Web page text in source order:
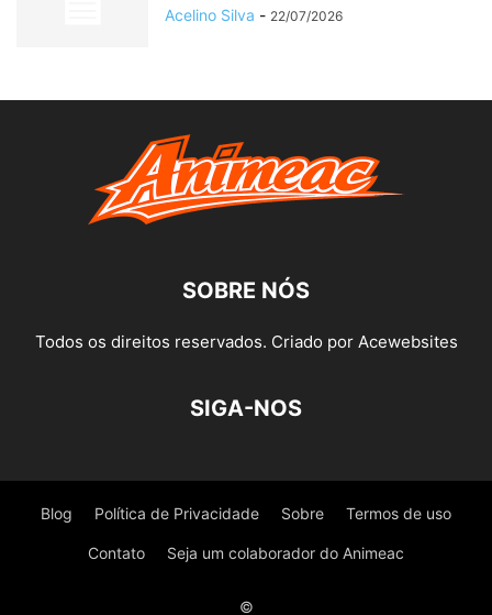
Acelino Silva - 22/07/2026
SOBRE NÓS
Todos os direitos reservados. Criado por Acewebsites
SIGA-NOS
Blog Política de Privacidade Sobre Termos de uso
Contato Seja um colaborador do Animeac
©